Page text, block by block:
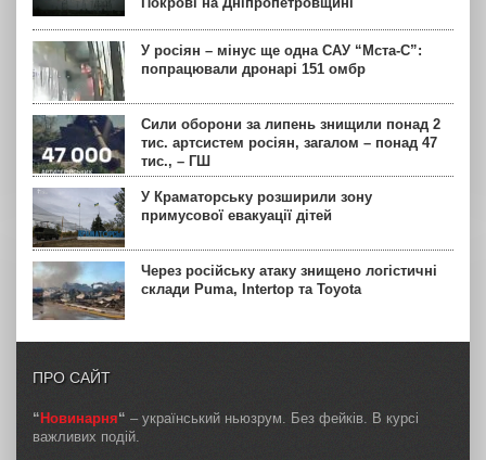
У росіян – мінус ще одна САУ “Мста-С”:
попрацювали дронарі 151 омбр
Сили оборони за липень знищили понад 2
тис. артсистем росіян, загалом – понад 47
тис., – ГШ
У Краматорську розширили зону
примусової евакуації дітей
Через російську атаку знищено логістичні
склади Puma, Intertop та Toyota
ПРО САЙТ
“ Новинарня“ – український ньюзрум. Без фейків. В курсі
важливих подій.